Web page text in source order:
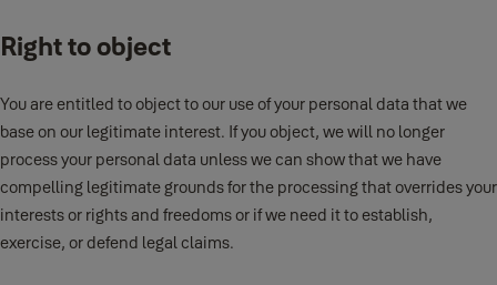
Right to object
You are entitled to object to our use of your personal data that we
base on our legitimate interest. If you object, we will no longer
process your personal data unless we can show that we have
compelling legitimate grounds for the processing that overrides your
interests or rights and freedoms or if we need it to establish,
exercise, or defend legal claims.